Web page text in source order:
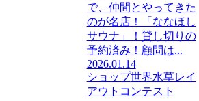
で、仲間とやってきた
のが名店！「ななほし
サウナ」！貸し切りの
予約済み！顧問は...
2026.01.14
ショップ世界水草レイ
アウトコンテスト